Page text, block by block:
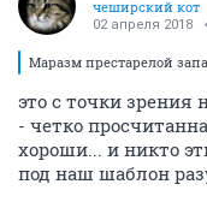
чеширский кот
02 апреля 2018
Маразм престарелой
это с точки зрения
- четко
хороши... и никто
под наш шаблон